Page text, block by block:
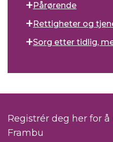
Pårørende
Rettigheter og
Sorg etter tidlig,
Registrér deg her for
Frambu